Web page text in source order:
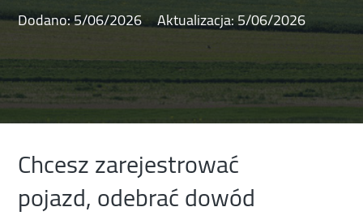
Dodano:5/06/2026 Aktualizacja:5/06/2026
Chcesz zarejestrować
pojazd, odebrać dowód